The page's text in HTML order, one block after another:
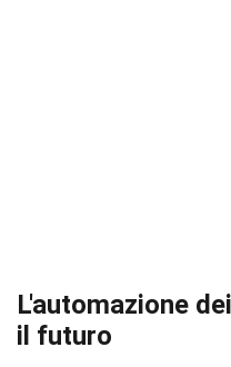
L'automazione
il futuro